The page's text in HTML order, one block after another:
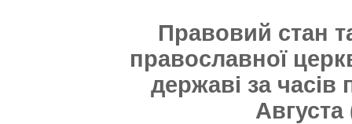
Правовий стан
православної
державі за
Августа